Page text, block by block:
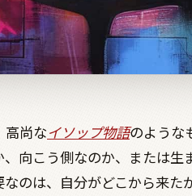
高尚なイソップ物語のような
向こう側なのか、または生
のは、自分がどこから来た